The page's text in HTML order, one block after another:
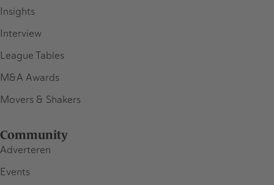
Insights
Interview
League Tables
M&A Awards
Movers & Shakers
Community
Adverteren
Events